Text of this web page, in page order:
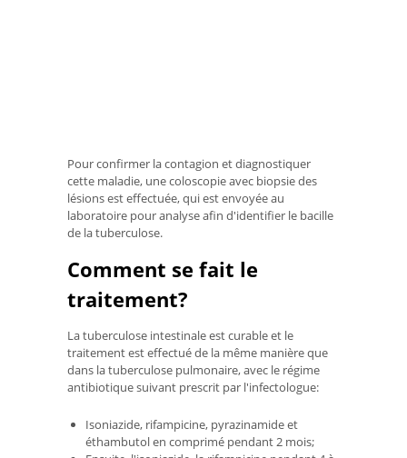
Pour confirmer la contagion et diagnostiquer
cette maladie, une coloscopie avec biopsie des
lésions est effectuée, qui est envoyée au
laboratoire pour analyse afin d'identifier le bacille
de la tuberculose.
Comment se fait le
traitement?
La tuberculose intestinale est curable et le
traitement est effectué de la même manière que
dans la tuberculose pulmonaire, avec le régime
antibiotique suivant prescrit par l'infectologue:
Isoniazide, rifampicine, pyrazinamide et
éthambutol en comprimé pendant 2 mois;